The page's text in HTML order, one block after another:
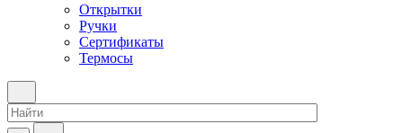
Открытки
Ручки
Сертификаты
Термосы